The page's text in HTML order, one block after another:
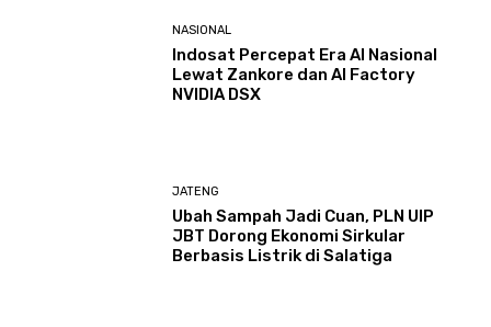
NASIONAL
Indosat Percepat Era AI Nasional
Lewat Zankore dan AI Factory
NVIDIA DSX
JATENG
Ubah Sampah Jadi Cuan, PLN UIP
JBT Dorong Ekonomi Sirkular
Berbasis Listrik di Salatiga